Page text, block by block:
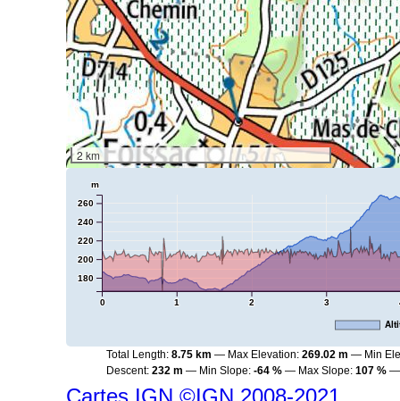
2 km
0 1 2 3
180
200
220
240
260
m
Total Length: 8.75 km Max Elevation: 269.02 m
Min
Descent: 232 m Min Slope: -64 % Max Slope: 107 %
Cartes IGN ©IGN 2008-2021